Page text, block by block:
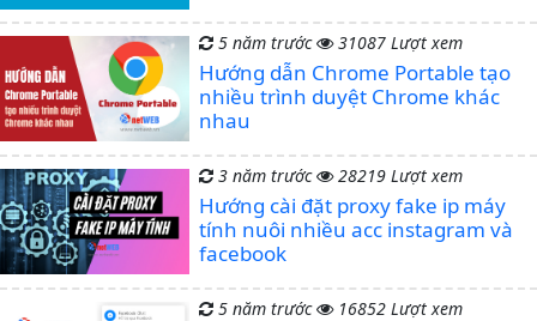
5 năm trước 31087 Lượt xem
Hướng dẫn Chrome Portable tạo
nhiều trình duyệt Chrome khác
nhau
3 năm trước 28219 Lượt xem
Hướng cài đặt proxy fake ip máy
tính nuôi nhiều acc instagram và
facebook
5 năm trước 16852 Lượt xem